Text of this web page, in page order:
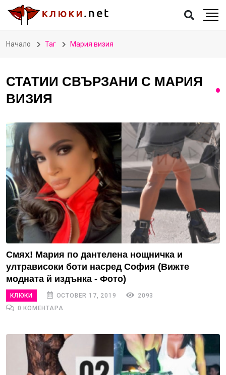
Начало Таг Мария визия
СТАТИИ СВЪРЗАНИ С МАРИЯ
ВИЗИЯ
Смях! Мария по дантелена нощничка и
ултрависоки боти насред София (Вижте
модната й издънка - Фото)
КЛЮКИ OCTOBER 17, 2019
2093
0 КОМЕНТАРА